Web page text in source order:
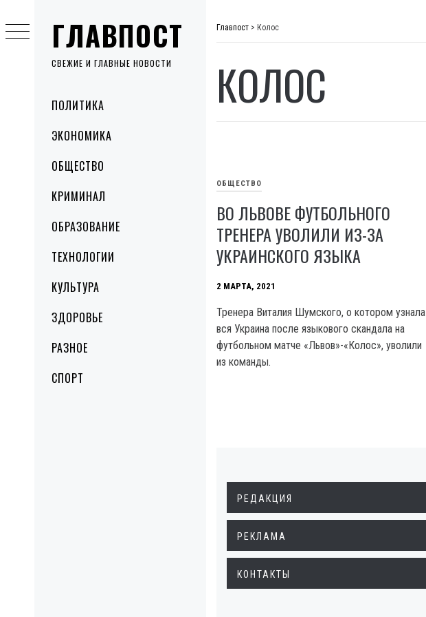
ГЛАВПОСТ
СВЕЖИЕ И ГЛАВНЫЕ НОВОСТИ
MenuПОЛИТИКА
ЭКОНОМИКА
ОБЩЕСТВО
КРИМИНАЛ
ОБРАЗОВАНИЕ
ТЕХНОЛОГИИ
КУЛЬТУРА
ЗДОРОВЬЕ
РАЗНОЕ
СПОРТ
to
content
Главпост > Колос
КОЛОС
ОБЩЕСТВО
ВО ЛЬВОВЕ ФУТБОЛЬНОГО
ТРЕНЕРА УВОЛИЛИ ИЗ-ЗА
УКРАИНСКОГО ЯЗЫКА
2 МАРТА, 2021
Тренера Виталия Шумского, о котором узнала
вся Украина после языкового скандала на
футбольном матче «Львов»-«Колос», уволили
из команды.
РЕДАКЦИЯ
РЕКЛАМА
КОНТАКТЫ